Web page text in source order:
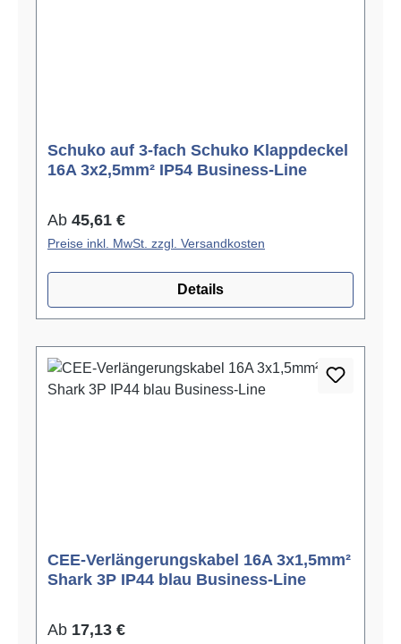
Schuko auf 3-fach Schuko Klappdeckel
16A 3x2,5mm² IP54 Business-Line
Regulärer Preis:
Ab 45,61 €
Preise inkl. MwSt. zzgl. Versandkosten
Details
CEE-Verlängerungskabel 16A 3x1,5mm²
Shark 3P IP44 blau Business-Line
Regulärer Preis:
Ab 17,13 €